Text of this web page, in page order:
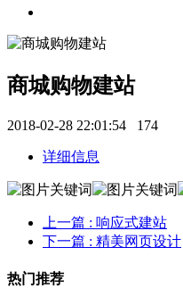
商城购物建站
2018-02-28 22:01:54 174
详细信息
上一篇 : 响应式建站
下一篇 : 精美网页设计
热门推荐